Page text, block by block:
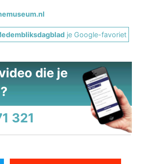
je Google-favoriet
die je
321